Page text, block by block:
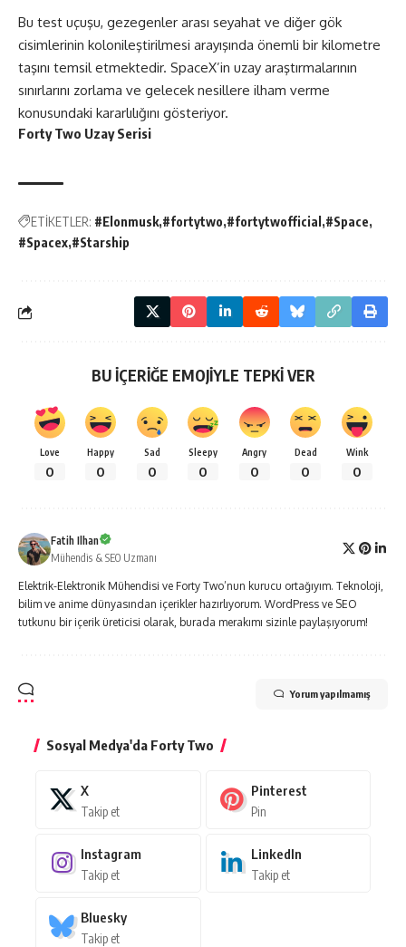
Bu test uçuşu, gezegenler arası seyahat ve diğer gök
cisimlerinin kolonileştirilmesi arayışında önemli bir kilometre
taşını temsil etmektedir. SpaceX’in uzay araştırmalarının
sınırlarını zorlama ve gelecek nesillere ilham verme
konusundaki kararlılığını gösteriyor.
Forty Two Uzay Serisi
ETİKETLER: #Elonmusk #fortytwo #fortytwofficial #Space
#Spacex #Starship
BU İÇERİĞE EMOJİYLE TEPKİ VER
Love
0
Happy
0
Sad
0
Sleepy
0
Angry
0
Dead
0
Wink
0
Fatih Ilhan
Mühendis & SEO Uzmanı
Elektrik-Elektronik Mühendisi ve Forty Two’nun kurucu ortağıyım. Teknoloji,
bilim ve anime dünyasından içerikler hazırlıyorum. WordPress ve SEO
tutkunu bir içerik üreticisi olarak, burada merakımı sizinle paylaşıyorum!
Yorum yapılmamış
Sosyal Medya'da Forty Two
X
Takip et
Pinterest
Pin
Instagram
Takip et
LinkedIn
Takip et
Bluesky
Takip et